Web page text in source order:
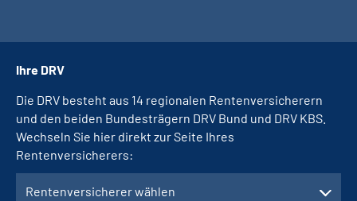
Ihre DRV
Die DRV besteht aus 14 regionalen Rentenversicherern
und den beiden Bundesträgern DRV Bund und DRV KBS.
Wechseln Sie hier direkt zur Seite Ihres
Rentenversicherers:
Rentenversicherer wählen